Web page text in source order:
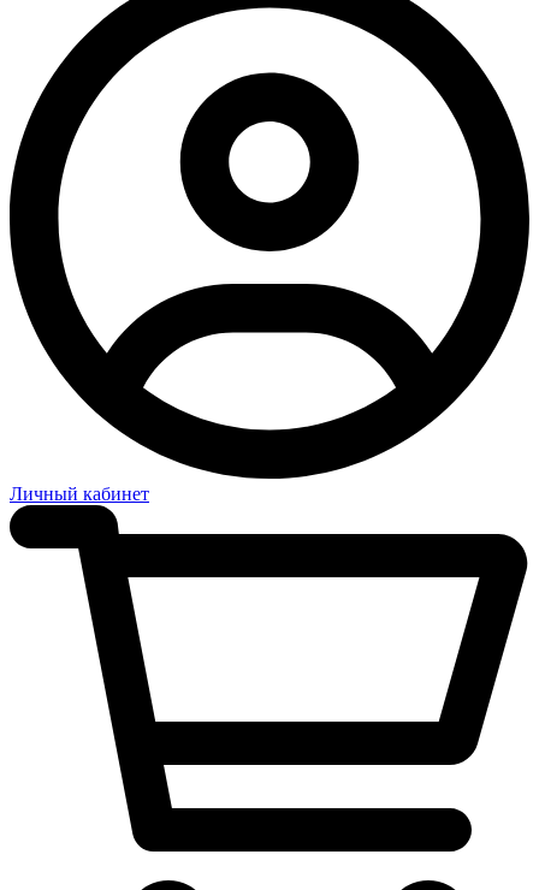
Личный кабинет